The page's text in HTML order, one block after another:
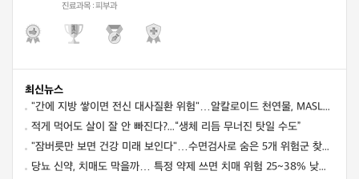
진료과목 :피부과
최신뉴스
"간에 지방 쌓이면 전신 대사질환 위험"…알칼로이드 천연물, MASLD 다중 경로 겨냥 새 치료 후보로
적게 먹어도 살이 잘 안 빠진다?...“생체 리듬 무너진 탓일 수도”
"잠버릇만 보면 건강 미래 보인다"…수면검사로 숨은 5개 위험군 찾아 사망·심혈관·뇌질환 예측
당뇨 신약, 치매도 막을까… 특정 약제 쓰면 치매 위험 25~38% 낮아졌다